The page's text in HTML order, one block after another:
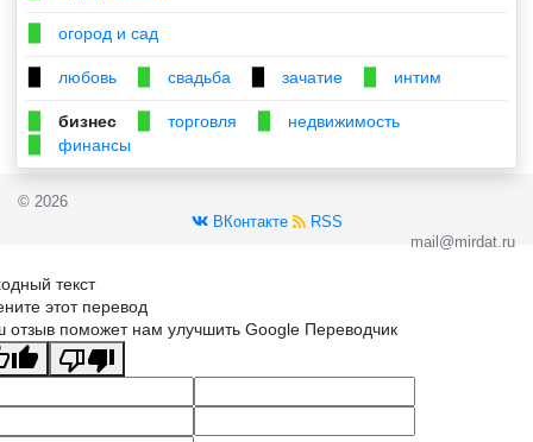
огород и сад
любовь свадьба зачатие интим
бизнес торговля недвижимость
финансы
© 2026
ВКонтакте
RSS
mail@mirdat.ru
текст
этот перевод
отзыв поможет нам улучшить Google Переводчик